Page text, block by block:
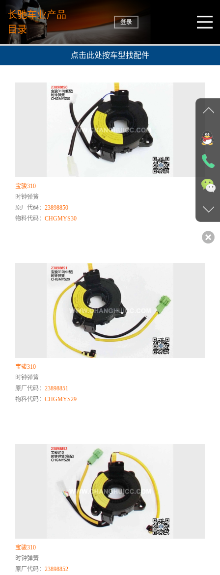
长驰车业产品
目录
登录
点击此处按车型找配件
宝骏310
时钟弹簧
原厂代码：23898850
物料代码：CHGMYS30
宝骏310
时钟弹簧
原厂代码：23898851
物料代码：CHGMYS29
宝骏310
时钟弹簧
原厂代码：23898852